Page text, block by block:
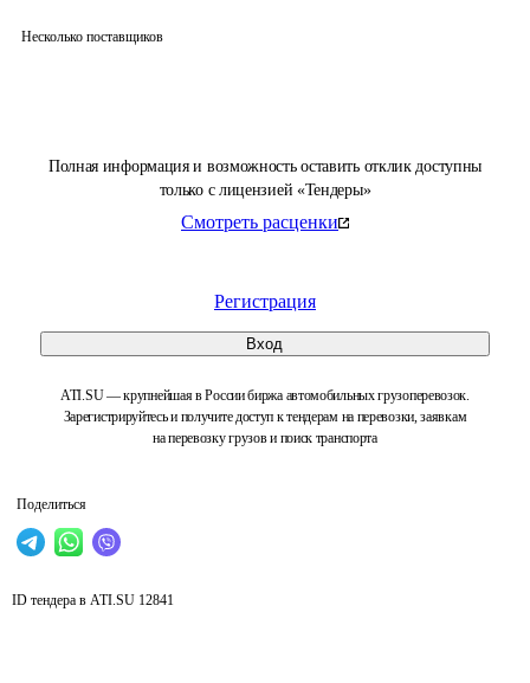
Полная информация и возможность оставить отклик доступны
только с лицензией «Тендеры»
Смотреть расценки
Регистрация
Вход
ATI.SU — крупнейшая в России биржа автомобильных грузоперевозок.
Зарегистрируйтесь и получите доступ к тендерам на перевозки, заявкам
на перевозку грузов и поиск транспорта
Поделиться
Несколько поставщиков
ID тендера в ATI.SU 12841